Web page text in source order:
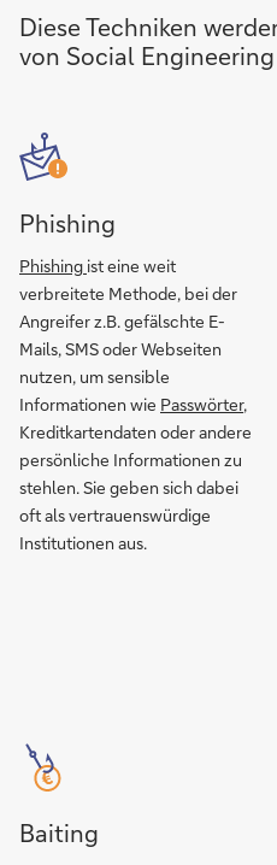
Diese Techniken
von Social
Phishing
Phishing ist eine weit
verbreitete Methode, bei der
Angreifer z.B. gefälschte E-
Mails, SMS oder Webseiten
nutzen, um sensible
Informationen wie Passwörter,
Kreditkartendaten oder andere
persönliche Informationen zu
stehlen. Sie geben sich dabei
oft als vertrauenswürdige
Institutionen aus.
Baiting